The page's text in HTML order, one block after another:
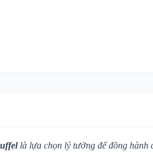
là lựa chọn lý tưởng để đồng hành